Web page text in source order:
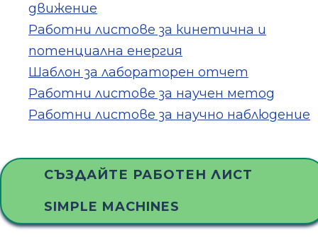
движение
Работни листове за кинетична и
потенциална енергия
Шаблон за лабораторен отчет
Работни листове за научен метод
Работни листове за научно наблюдение
СЪЗДАЙТЕ РАБОТЕН ЛИСТ
SIMPLE MACHINES